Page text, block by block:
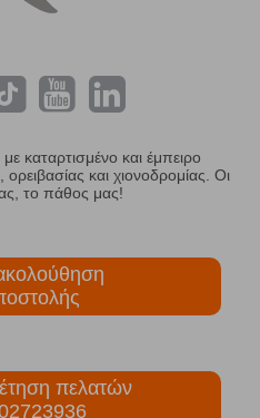
καταρτισμένο και έμπειρο
και χιονοδρομίας. Οι
το πάθος μας!
πελατών